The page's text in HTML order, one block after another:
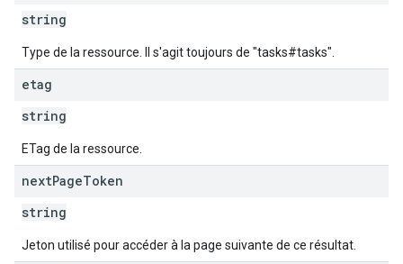
string
Type de la ressource. Il s'agit toujours de "tasks#tasks".
etag
string
ETag de la ressource.
nextPageToken
string
Jeton utilisé pour accéder à la page suivante de ce résultat.